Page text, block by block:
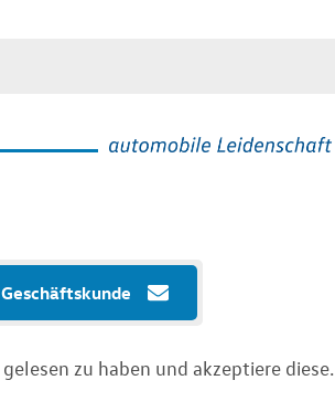
Geschäftskunde
gelesen zu haben und akzeptiere diese.